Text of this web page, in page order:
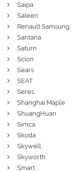
Saipa
Saleen
Renault Samsung
Santana
Saturn
Scion
Sears
SEAT
Seres
Shanghai Maple
ShuangHuan
Simca
Skoda
Skywell
Skyworth
Smart